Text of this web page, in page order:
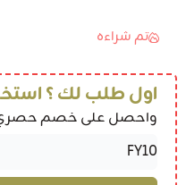
تم شراءه
اول طلب لك ؟
واحصل على خصم حصري